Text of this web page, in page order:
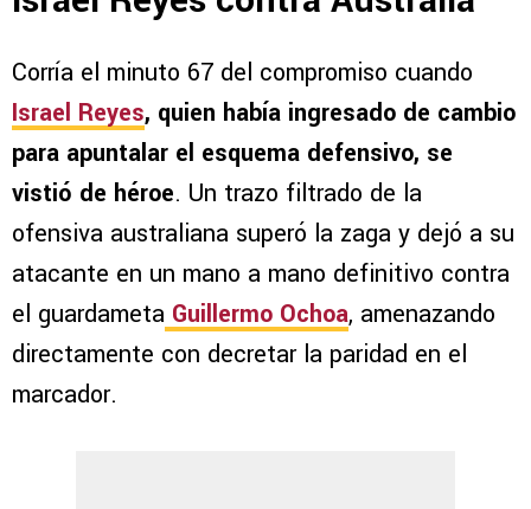
Corría el minuto 67 del compromiso cuando
Israel Reyes, quien había ingresado de cambio
para apuntalar el esquema defensivo, se
vistió de héroe. Un trazo filtrado de la
ofensiva australiana superó la zaga y dejó a su
atacante en un mano a mano definitivo contra
el guardameta Guillermo Ochoa, amenazando
directamente con decretar la paridad en el
marcador.